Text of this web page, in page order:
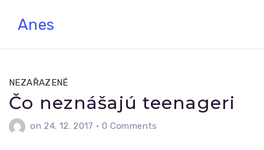
Anes
NEZAŘAZENÉ
Čo neznášajú teenageri
on 24. 12. 2017 • 0 Comments